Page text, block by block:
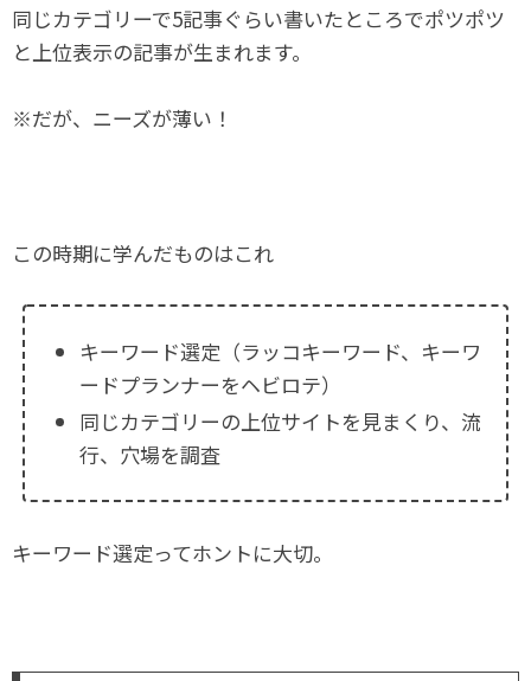
同じカテゴリーで5記事ぐらい書いたところでポツポツ
と上位表示の記事が生まれます。
※だが、ニーズが薄い！
この時期に学んだものはこれ
キーワード選定（ラッコキーワード、キーワ
ードプランナーをヘビロテ）
同じカテゴリーの上位サイトを見まくり、流
行、穴場を調査
キーワード選定ってホントに大切。